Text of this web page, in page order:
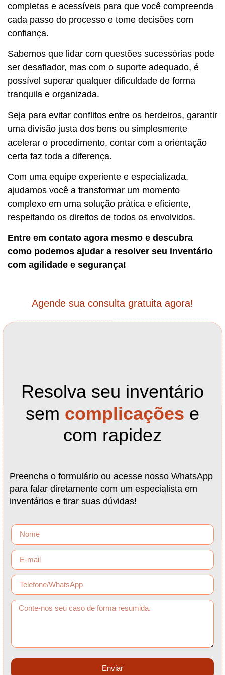
completas e acessíveis para que você compreenda
cada passo do processo e tome decisões com
confiança.
Sabemos que lidar com questões sucessórias pode
ser desafiador, mas com o suporte adequado, é
possível superar qualquer dificuldade de forma
tranquila e organizada.
Seja para evitar conflitos entre os herdeiros, garantir
uma divisão justa dos bens ou simplesmente
acelerar o procedimento, contar com a orientação
certa faz toda a diferença.
Com uma equipe experiente e especializada,
ajudamos você a transformar um momento
complexo em uma solução prática e eficiente,
respeitando os direitos de todos os envolvidos.
Entre em contato agora mesmo e descubra
como podemos ajudar a resolver seu inventário
com agilidade e segurança!
Agende sua consulta gratuita agora!
Resolva seu inventário
sem complicações e
com rapidez
Preencha o formulário ou acesse nosso WhatsApp
para falar diretamente com um especialista em
inventários e tirar suas dúvidas!
Enviar